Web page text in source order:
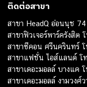
ติดต่อสาขา
สาขา HeadQ อ่อนนุช 74
สาขาฟิวเจอร์พาร์ครังสิต โ
สาขาซีคอน ศรีนครินทร์ โ
สาขาแฟชั่น ไอส์แลนด์ โท
สาขาเดอะมอลล์ บางแค โ
สาขาเดอะมอลล์ งามวงศ์ว